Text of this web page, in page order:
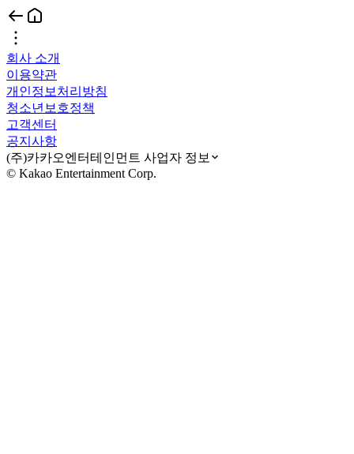
회사 소개
이용약관
개인정보처리방침
청소년보호정책
고객센터
공지사항
(주)카카오엔터테인먼트 사업자 정보
© Kakao Entertainment Corp.